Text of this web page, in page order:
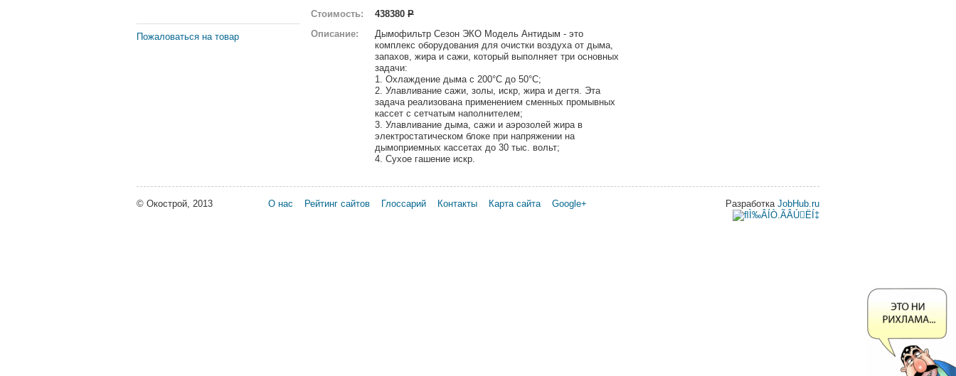
Пожаловаться на товар
Стоимость:
438380 Р
Описание:
Дымофильтр Сезон ЭКО Модель Антидым - это
комплекс оборудования для очистки воздуха от дыма,
запахов, жира и сажи, который выполняет три основных
задачи:
1. Охлаждение дыма с 200°C до 50°C;
2. Улавливание сажи, золы, искр, жира и дегтя. Эта
задача реализована применением сменных промывных
кассет с сетчатым наполнителем;
3. Улавливание дыма, сажи и аэрозолей жира в
электростатическом блоке при напряжении на
дымоприемных кассетах до 30 тыс. вольт;
4. Сухое гашение искр.
© Окострой, 2013 О нас Рейтинг сайтов Глоссарий Контакты Карта сайта Google+ Разработка JobHub.ru